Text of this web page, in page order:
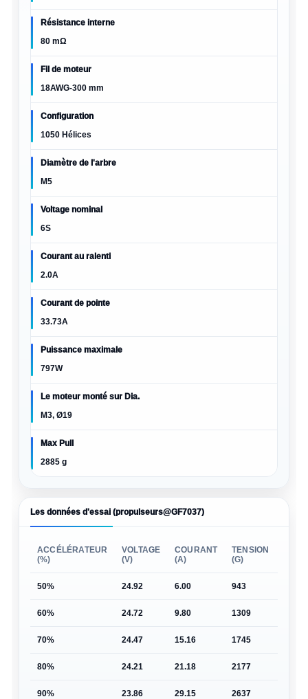
Résistance interne
80 mΩ
Fil de moteur
18AWG-300 mm
Configuration
1050 Hélices
Diamètre de l'arbre
M5
Voltage nominal
6S
Courant au ralenti
2.0A
Courant de pointe
33.73A
Puissance maximale
797W
Le moteur monté sur Dia.
M3, Ø19
Max Pull
2885 g
Les données d'essai (propulseurs@GF7037)
ACCÉLÉRATEUR
(%)
VOLTAGE
(V)
COURANT
(A)
TENSION
(G)
50% 24.92 6.00 943
60% 24.72 9.80 1309
70% 24.47 15.16 1745
80% 24.21 21.18 2177
90% 23.86 29.15 2637